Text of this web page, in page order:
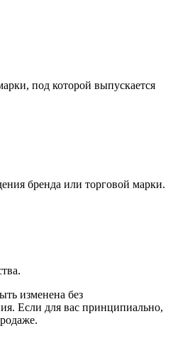
под которой выпускается
бренда или торговой марки.
изменена без
Если для вас принципиально,